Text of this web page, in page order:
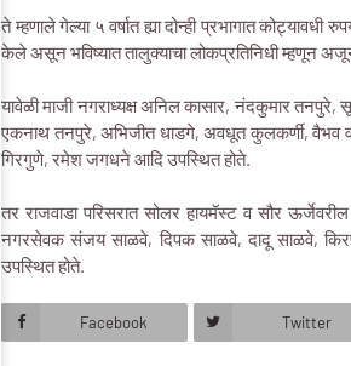
ते म्हणाले गेल्या ५ वर्षात ह्या दोन्ही प्रभागात
केले असून भविष्यात तालुक्याचा लोकप्रतिनिधी म्हणून
यावेळी माजी नगराध्यक्ष अनिल कासार, नंदकुमार
एकनाथ तनपुरे, अभिजीत धाडगे, अवधूत कुलकर्णी, वैभव
गिरगुणे, रमेश जगधने आदि उपस्थित होते.
तर राजवाडा परिसरात सोलर हायमॅस्ट व सौर
नगरसेवक संजय साळवे, दिपक साळवे, दादू साळवे,
उपस्थित होते.
Facebook Twitter